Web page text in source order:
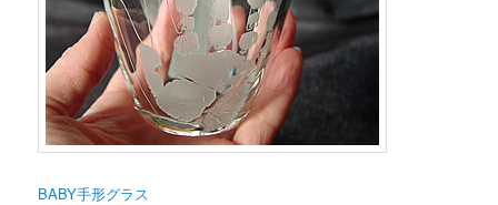
BABY手形グラス